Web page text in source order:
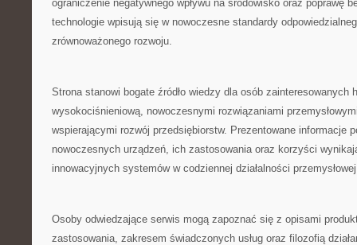
ograniczenie negatywnego wpływu na środowisko oraz poprawę
technologie wpisują się w nowoczesne standardy
zrównoważonego rozwoju.
Strona stanowi bogate źródło wiedzy dla osób zainteresowanych
wysokociśnieniową, nowoczesnymi rozwiązaniami
wspierającymi rozwój przedsiębiorstw. Prezentowane informacje
nowoczesnych urządzeń, ich zastosowania oraz korzyści
innowacyjnych systemów w codziennej działalności
Osoby odwiedzające serwis mogą zapoznać się z opisami
zastosowania, zakresem świadczonych usług oraz filozofią